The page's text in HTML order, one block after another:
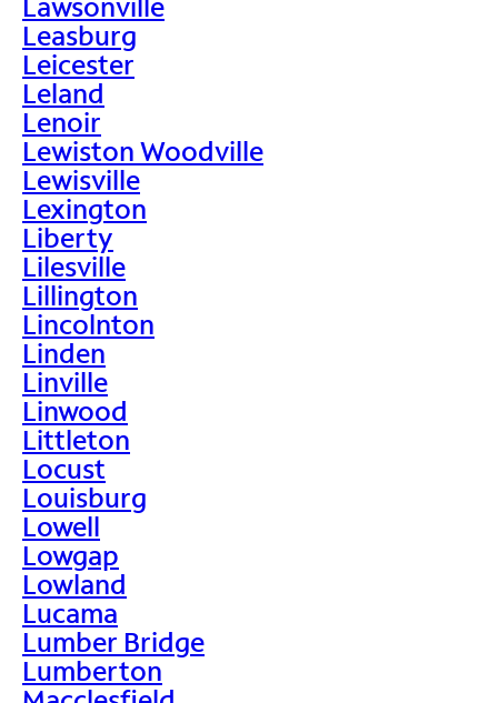
Leasburg
Leicester
Leland
Lenoir
Lewiston Woodville
Lewisville
Lexington
Liberty
Lilesville
Lillington
Lincolnton
Linden
Linville
Linwood
Littleton
Locust
Louisburg
Lowell
Lowgap
Lowland
Lucama
Lumber Bridge
Lumberton